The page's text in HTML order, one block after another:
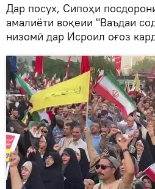
Дар посух, Сипоҳи
амалиёти воқеии "Ваъдаи
низомӣ дар Исроил оғоз